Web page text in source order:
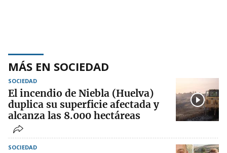
MÁS EN SOCIEDAD
SOCIEDAD
El incendio de Niebla (Huelva)
duplica su superficie afectada y
alcanza las 8.000 hectáreas
SOCIEDAD